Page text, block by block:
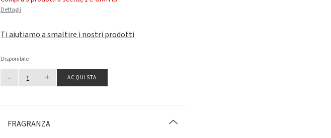
Dettagli
Ti aiutiamo a smaltire i nostri prodotti
Disponibile
– + ACQUISTA
FRAGRANZA